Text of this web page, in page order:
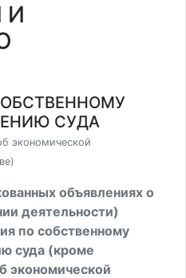
И
СУДА
экономической
объявлениях о
деятельности)
по собственному
суда (кроме
экономической